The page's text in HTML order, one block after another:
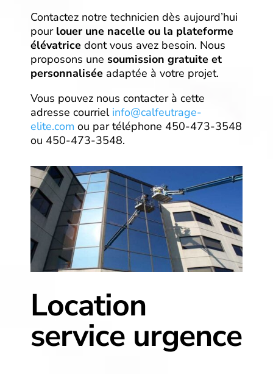
Contactez notre technicien dès aujourd’hui
pour louer une nacelle ou la plateforme
élévatrice dont vous avez besoin. Nous
proposons une soumission gratuite et
personnalisée adaptée à votre projet.
Vous pouvez nous contacter à cette
adresse courrielinfo@calfeutrage-
elite.com ou par téléphone 450-473-3548
ou 450-473-3548.
Location
service urgence